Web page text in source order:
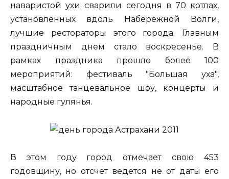
наваристой ухи сварили сегодня в 70 котлах,
установленных вдоль Набережной Волги,
лучшие рестораторы этого города. Главным
праздничным днем стало воскресенье. В
рамках праздника прошло более 100
мероприятий: фестиваль "Большая уха",
масштабное танцевальное шоу, концерты и
народные гулянья.
В этом году город отмечает свою 453
годовщину, но отсчет ведется не от даты его